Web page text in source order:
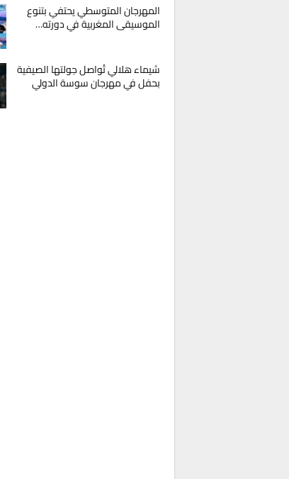
المهرجان المتوسطي يحتفي بتنوع
الموسيقى المغربية في دورته…
شيماء هلالي تُواصل جولتها الصيفية
بحفل في مهرجان سوسة الدولي